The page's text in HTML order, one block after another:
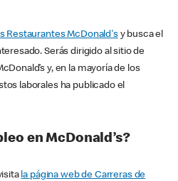
Restaurantes McDonald'sy busca el
Serás dirigido al sitio de
y, en la mayoría de los
laborales ha publicado el
en McDonald’s?
la página web de Carreras de